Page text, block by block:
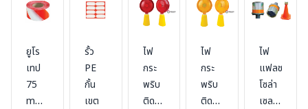
ยูโร
เทป
75
mm
รั้ว
PE
กั้น
เขต
ไฟ
กระ
พริบ
ติด
ไฟ
กระ
พริบ
ติด
ไฟ
แฟลช
โซล่า
เซลล์